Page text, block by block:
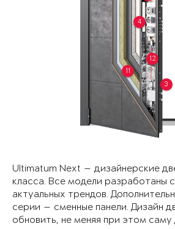
3
4
11
12
Ultimatum Next — дизайнерские
класса. Все модели разработаны
актуальных трендов.
серии — сменные панели. Дизайн
обновить, не меняя при этом саму